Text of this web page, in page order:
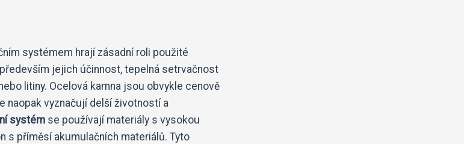
systémem hrají zásadní roli použité
jejich účinnost, tepelná setrvačnost
litiny. Ocelová kamna jsou obvykle cenově
naopak vyznačují delší životností a
systém se používají materiály s vysokou
s příměsí akumulačních materiálů. Tyto